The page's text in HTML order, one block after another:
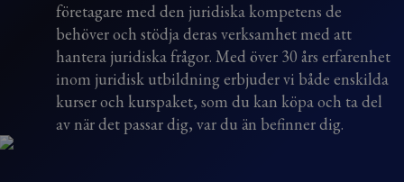
företagare med den juridiska kompetens de
behöver och stödja deras verksamhet med att
hantera juridiska frågor. Med över 30 års erfarenhet
inom juridisk utbildning erbjuder vi både enskilda
kurser och kurspaket, som du kan köpa och ta del
av när det passar dig, var du än befinner dig.